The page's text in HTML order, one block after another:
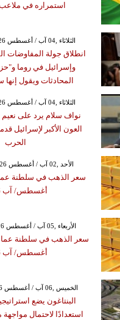
استمراره في
GMT 12:37 2026 الثلاثاء ,04 آب / أغسطس
انطلاق جولة المفاوضات
وإسرائيل في روما
المحادثات ويقول إنها
GMT 14:18 2026 الثلاثاء ,04 آب / أغسطس
نواف سلام يرد على
العون الأكبر لإسرائيل
الحرب
GMT 09:59 2026 الأحد ,02 آب / أغسطس
أغسطس/ آب 2026
GMT 06:35 2026 الأربعاء ,05 آب / أغسطس
أغسطس/ آب 2026
GMT 16:03 2026 الخميس ,06 آب / أغسطس
البنتاغون يضع
استعدادًا لاحتمال